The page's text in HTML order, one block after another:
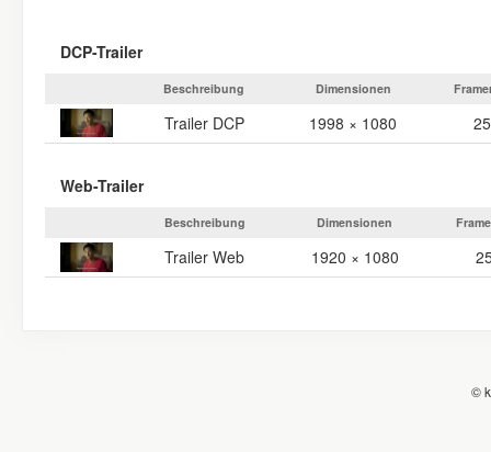
DCP-Trailer
Beschreibung Dimensionen
Trailer DCP 1998 × 1080 25
Web-Trailer
Beschreibung Dimensionen
Trailer Web 1920 × 1080
©